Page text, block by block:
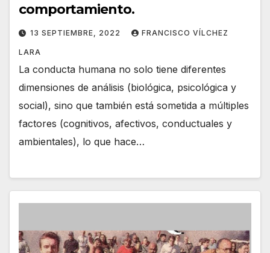
comportamiento.
13 SEPTIEMBRE, 2022 FRANCISCO VÍLCHEZ
LARA
La conducta humana no solo tiene diferentes
dimensiones de análisis (biológica, psicológica y
social), sino que también está sometida a múltiples
factores (cognitivos, afectivos, conductuales y
ambientales), lo que hace…